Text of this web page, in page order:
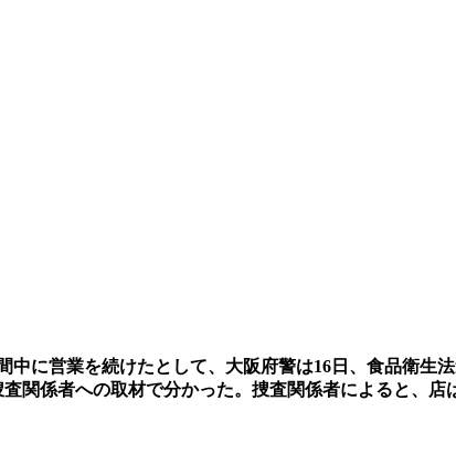
に営業を続けたとして、大阪府警は16日、食品衛
関係者への取材で分かった。捜査関係者によると、